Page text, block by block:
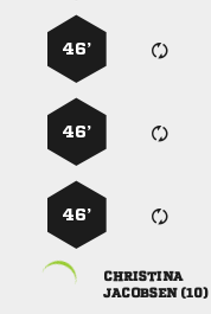
46’
46’
46’

 